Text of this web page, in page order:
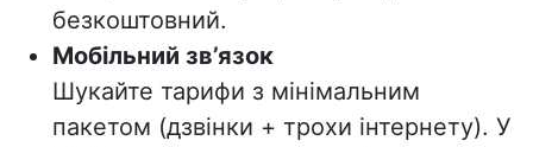
безкоштовний.
Мобільний зв’язок
Шукайте тарифи з мінімальним
пакетом (дзвінки + трохи інтернету). У